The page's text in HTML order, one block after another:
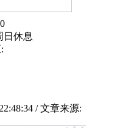
日休息
/ 文章来源: